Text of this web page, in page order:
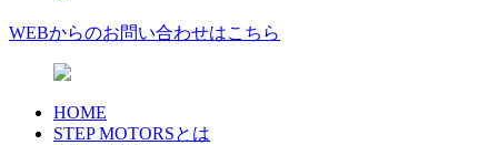
WEBからのお問い合わせはこちら
HOME
STEP MOTORSとは